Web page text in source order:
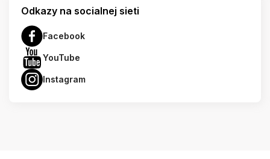
Odkazy na socialnej sieti
Facebook
YouTube
Instagram